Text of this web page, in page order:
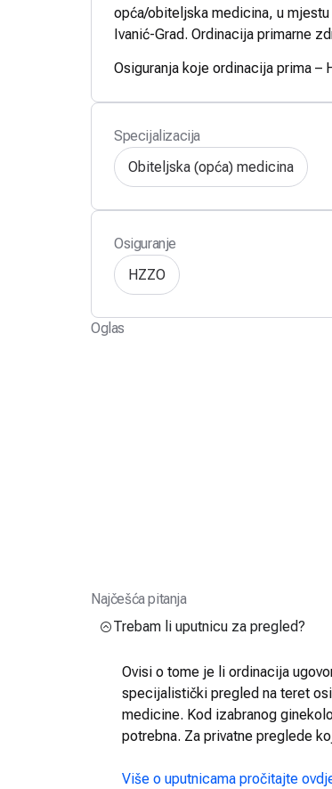
opća/obiteljska medicina, u
Ivanić-Grad. Ordinacija primarne
Osiguranja koje ordinacija prima –
Specijalizacija
Obiteljska (opća) medicina
Osiguranje
HZZO
Oglas
Najčešća pitanja
Trebam li uputnicu za pregled?
Ovisi o tome je li ordinacija
specijalistički pregled na teret
medicine. Kod izabranog
potrebna. Za privatne preglede
Više o uputnicama pročitajte